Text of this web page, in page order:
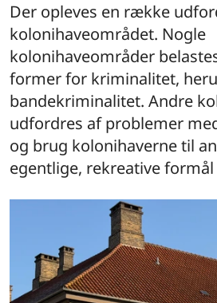
Der opleves en række
kolonihaveområdet. Nogle
kolonihaveområder
former for kriminalitet,
bandekriminalitet. Andre
udfordres af problemer
og brug kolonihaverne til
egentlige, rekreative formål